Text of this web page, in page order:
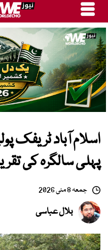
اسلام آباد ٹریفک
پہلی سالگرہ کی
جمعہ 8 مئی 2026
بلال عباسی